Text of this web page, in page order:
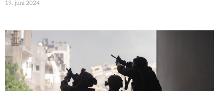
19. juni 2024